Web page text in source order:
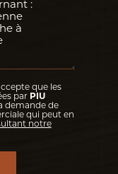
que les
par PIU
demande de
qui peut en
notre